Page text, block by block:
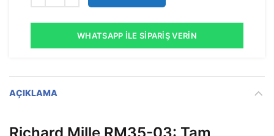
WHATSAPP İLE SIPARIŞ VERIN
AÇIKLAMA